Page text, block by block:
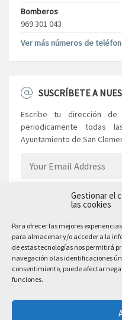
Gestionar el
las cookies
Para ofrecer las mejores
para almacenar y/o acceder a la
de estas tecnologías nos permitirá
navegación o las identificaciones
consentimiento, puede afectar
funciones.
Bomberos
969 301 043
Ver más números de
SUSCRÍBETE A
Escribe tu dirección
periodicamente todas
Ayuntamiento de San
EL AYUNTAMIENTO
Plaza Mayor, 10
San Clemente, 16600,
Teléfono: 969 300 003
Email Comunicación y